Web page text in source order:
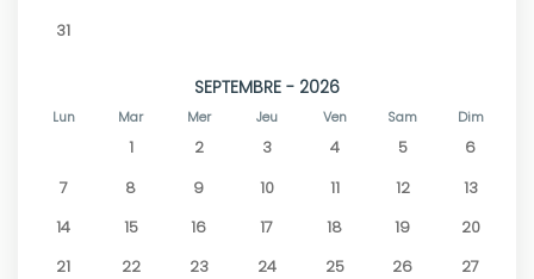
31
SEPTEMBRE - 2026
Lun Mar Mer Jeu Ven Sam Dim
1 2 3 4 5
6
7
8 9 10 11 12
13
14
15 16 17 18 19
20
21
22 23 24 25 26
27